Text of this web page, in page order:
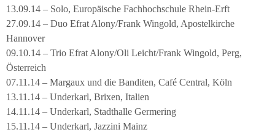
13.09.14 – Solo, Europäische Fachhochschule Rhein-Erft
27.09.14 – Duo Efrat Alony/Frank Wingold, Apostelkirche
Hannover
09.10.14 – Trio Efrat Alony/Oli Leicht/Frank Wingold, Perg,
Österreich
07.11.14 – Margaux und die Banditen, Café Central, Köln
13.11.14 – Underkarl, Brixen, Italien
14.11.14 – Underkarl, Stadthalle Germering
15.11.14 – Underkarl, Jazzini Mainz